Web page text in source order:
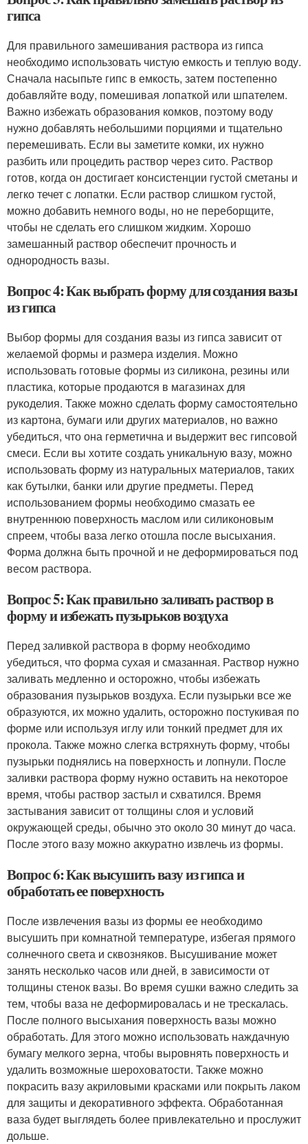
гипса
Для правильного замешивания раствора из гипса
необходимо использовать чистую емкость и теплую воду.
Сначала насыпьте гипс в емкость, затем постепенно
добавляйте воду, помешивая лопаткой или шпателем.
Важно избежать образования комков, поэтому воду
нужно добавлять небольшими порциями и тщательно
перемешивать. Если вы заметите комки, их нужно
разбить или процедить раствор через сито. Раствор
готов, когда он достигает консистенции густой сметаны и
легко течет с лопатки. Если раствор слишком густой,
можно добавить немного воды, но не переборщите,
чтобы не сделать его слишком жидким. Хорошо
замешанный раствор обеспечит прочность и
однородность вазы.
Вопрос 4: Как выбрать форму для создания вазы
из гипса
Выбор формы для создания вазы из гипса зависит от
желаемой формы и размера изделия. Можно
использовать готовые формы из силикона, резины или
пластика, которые продаются в магазинах для
рукоделия. Также можно сделать форму самостоятельно
из картона, бумаги или других материалов, но важно
убедиться, что она герметична и выдержит вес гипсовой
смеси. Если вы хотите создать уникальную вазу, можно
использовать форму из натуральных материалов, таких
как бутылки, банки или другие предметы. Перед
использованием формы необходимо смазать ее
внутреннюю поверхность маслом или силиконовым
спреем, чтобы ваза легко отошла после высыхания.
Форма должна быть прочной и не деформироваться под
весом раствора.
Вопрос 5: Как правильно заливать раствор в
форму и избежать пузырьков воздуха
Перед заливкой раствора в форму необходимо
убедиться, что форма сухая и смазанная. Раствор нужно
заливать медленно и осторожно, чтобы избежать
образования пузырьков воздуха. Если пузырьки все же
образуются, их можно удалить, осторожно постукивая по
форме или используя иглу или тонкий предмет для их
прокола. Также можно слегка встряхнуть форму, чтобы
пузырьки поднялись на поверхность и лопнули. После
заливки раствора форму нужно оставить на некоторое
время, чтобы раствор застыл и схватился. Время
застывания зависит от толщины слоя и условий
окружающей среды, обычно это около 30 минут до часа.
После этого вазу можно аккуратно извлечь из формы.
Вопрос 6: Как высушить вазу из гипса и
обработать ее поверхность
После извлечения вазы из формы ее необходимо
высушить при комнатной температуре, избегая прямого
солнечного света и сквозняков. Высушивание может
занять несколько часов или дней, в зависимости от
толщины стенок вазы. Во время сушки важно следить за
тем, чтобы ваза не деформировалась и не трескалась.
После полного высыхания поверхность вазы можно
обработать. Для этого можно использовать наждачную
бумагу мелкого зерна, чтобы выровнять поверхность и
удалить возможные шероховатости. Также можно
покрасить вазу акриловыми красками или покрыть лаком
для защиты и декоративного эффекта. Обработанная
ваза будет выглядеть более привлекательно и прослужит
дольше.